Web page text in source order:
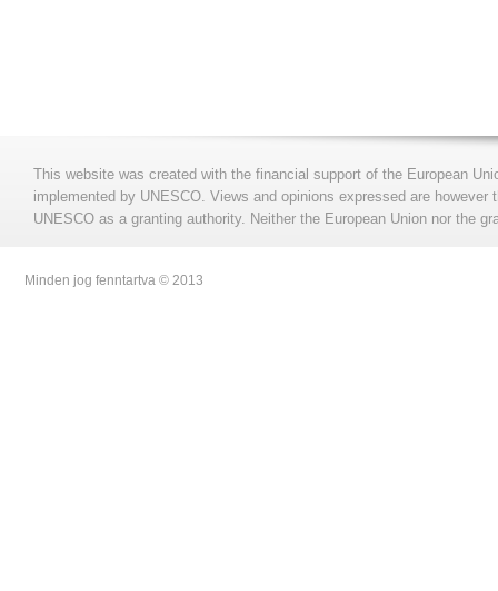
This website was created with the financial support of the European
implemented by UNESCO. Views and opinions expressed are
UNESCO as a granting authority. Neither the European Union nor the
Minden jog fenntartva © 2013